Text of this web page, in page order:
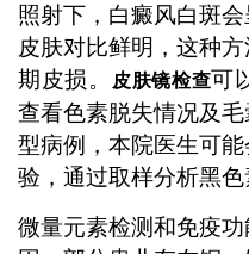
照射下，白癜风白斑
皮肤对比鲜明，这种
期皮损。
皮肤镜检查可
查看色素脱失情况及
型病例，本院医生可
验，通过取样分析黑色
微量元素检测和免疫